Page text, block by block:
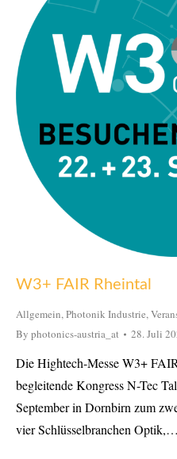
W3+ FAIR Rheintal
Allgemein,Photonik Industrie,
By photonics-austria_at 28. Juli
Die Hightech-Messe W3+
begleitende Kongress N-Tec
September in Dornbirn zum
vier Schlüsselbranchen Optik,…